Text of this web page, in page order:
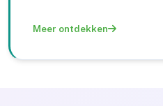
Meer ontdekken